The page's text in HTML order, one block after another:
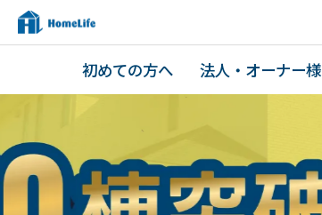
初めての方へ 法人・オーナー様